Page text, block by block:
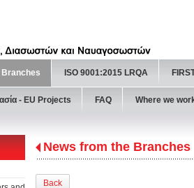
Branches ISO 9001:2015 LRQA
- ΕU Projects FAQ Where we
News from the Branches
Back